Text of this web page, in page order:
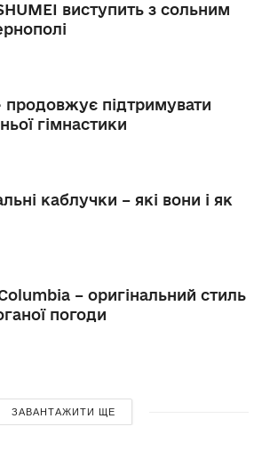
виступить з сольним
підтримувати
гімнастики
каблучки – які вони і як
– оригінальний стиль
погоди
ЗАВАНТАЖИТИ ЩЕ